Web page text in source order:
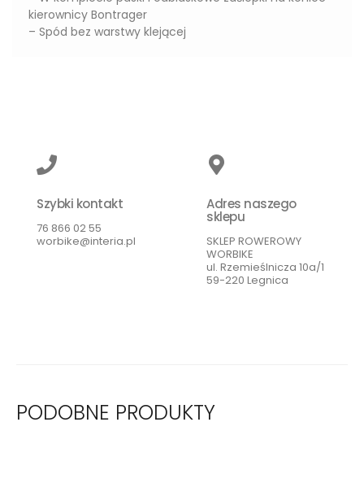
kierownicy Bontrager
– Spód bez warstwy klejącej
Szybki kontakt
76 866 02 55
worbike@interia.pl
Adres naszego
sklepu
SKLEP ROWEROWY
WORBIKE
ul. Rzemieślnicza 10a/1
59-220 Legnica
PODOBNE PRODUKTY